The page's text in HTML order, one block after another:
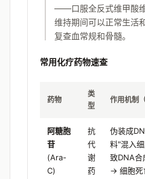
——口服全反式维甲酸维
维持期间可以正常生活
复查血常规和骨髓。
常用化疗药物速查
药物
类
型
作用机制
阿糖胞
苷
(Ara-
C)
抗
代
谢
药
伪装成
料"混入
致DNA合
→ 细胞死